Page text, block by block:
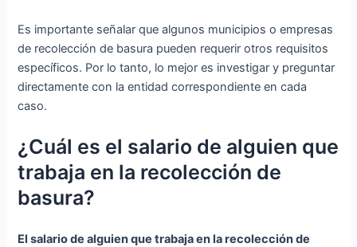
Es importante señalar que algunos municipios o empresas
de recolección de basura pueden requerir otros requisitos
específicos. Por lo tanto, lo mejor es investigar y preguntar
directamente con la entidad correspondiente en cada
caso.
¿Cuál es el salario de alguien que
trabaja en la recolección de
basura?
El salario de alguien que trabaja en la recolección de